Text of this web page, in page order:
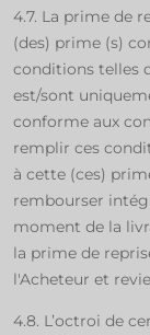
4.7. La prime de
(des) prime (s)
conditions telles
est/sont
conforme aux
remplir ces
à cette (ces)
rembourser
moment de la
la prime de
l'Acheteur et
4.8. L’octroi de